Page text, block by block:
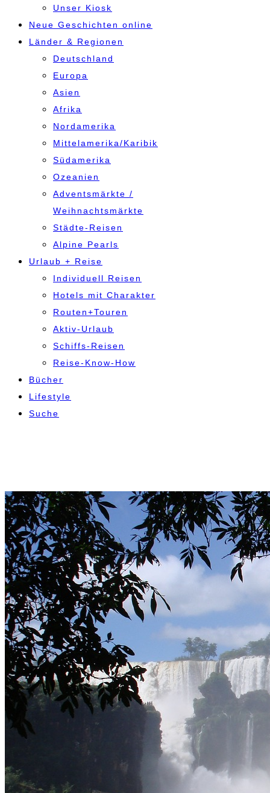
Unser Kiosk
Neue Geschichten online
Länder & Regionen
Deutschland
Europa
Asien
Afrika
Nordamerika
Mittelamerika/Karibik
Südamerika
Ozeanien
Adventsmärkte /
Weihnachtsmärkte
Städte-Reisen
Alpine Pearls
Urlaub + Reise
Individuell Reisen
Hotels mit Charakter
Routen+Touren
Aktiv-Urlaub
Schiffs-Reisen
Reise-Know-How
Bücher
Lifestyle
Suche